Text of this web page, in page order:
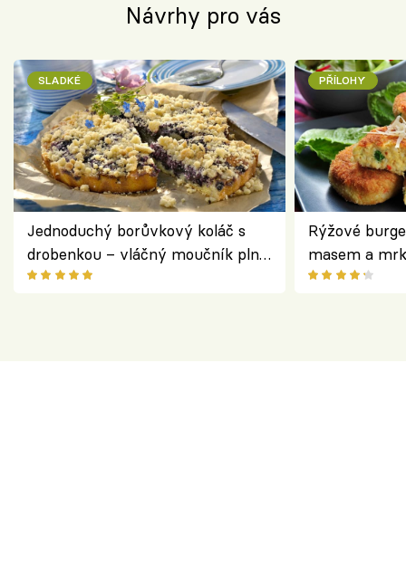
Návrhy pro vás
SLADKÉ
Jednoduchý borůvkový koláč s
drobenkou – vláčný moučník plný
ovoce
PŘÍLOHY
Rýžové
masem a
salátem –